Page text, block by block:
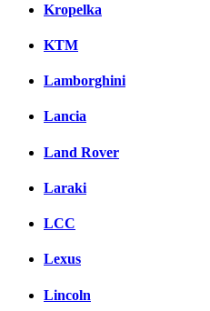
Kropelka
KTM
Lamborghini
Lancia
Land Rover
Laraki
LCC
Lexus
Lincoln